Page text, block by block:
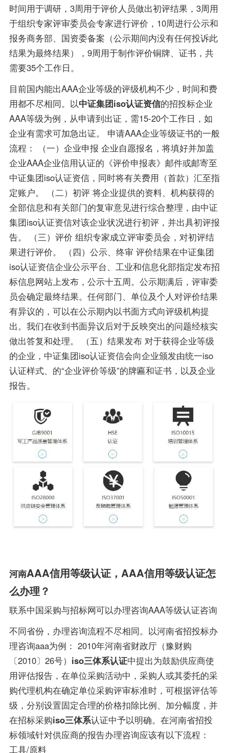
时间用于调研，3周用于评价人员做出初评结果，3周用
于组织专家评审委员会专家进行评价，10周进行公示和
报务商务部、国资委备案（公示期间内没有任何投诉此
结果为最终结果），9周用于制作评价铜牌、证书，共
需要35个工作日。
目前国内能出AAA企业等级的评级机构不少，时间和费
用都不尽相同。以中证集团iso认证资信的招投标企业
AAA等级为例，从申请到出证，需15-20个工作日，如
企业有需求可加急出证。 申请AAA企业等级证书的一般
流程： （一）企业申报 企业自愿报名，将填好并加盖
企业AAA企业信用认证的《评价申报表》邮件或邮寄至
中证集团iso认证资信，同时将有关费用（首款）汇至指
定账户。 （二）初评 将企业提供的资料、机构获得的
全部信息和有关部门的复审意见进行综合整理，由中证
集团iso认证资信对该企业状况进行初评，并出具初评报
告。 （三）评价 组织专家成立评审委员会，对初评结
果进行评价。 （四）公示、终审 评价结果在中证集团
iso认证资信企业公示平台、工业和信息化部指定发布招
标信息网站上发布，公示十五周。公示期满后，评审委
员会确定最终结果。任何部门、单位及个人对评价结果
有异议的，可以在公示期内以书面方式向评级机构提
出。我们在收到书面异议后对于反映突出的问题经核实
做出答复和处理。 （五）结果发布 对于获得企业等级
的企业，中证集团iso认证资信会向企业颁发由统一iso
认证样式、的“企业评价等级”的牌匾和证书，以及企业
报告。
河南AAA信用等级认证，AAA信用等级认证怎
么办理？
联系中国采购与招标网可以办理咨询AAA等级认证咨询
不同省份，办理咨询流程不尽相同。以河南省招投标办
理咨询aaa为例： 2010年河南省财政厅（豫财购
〔2010〕26号） iso三体系认证中提出为鼓励供应商使
用评估报告，在单位采购活动中，采购人或其委托的采
购代理机构在确定单位采购评审标准时，可根据评估等
级，分别设置固定合理的价格扣除比例、加分幅度，并
在招标采购iso三体系认证中予以明确。在河南省招投
标领域针对供应商的报告办理咨询应该有以下流程：
工具/原料